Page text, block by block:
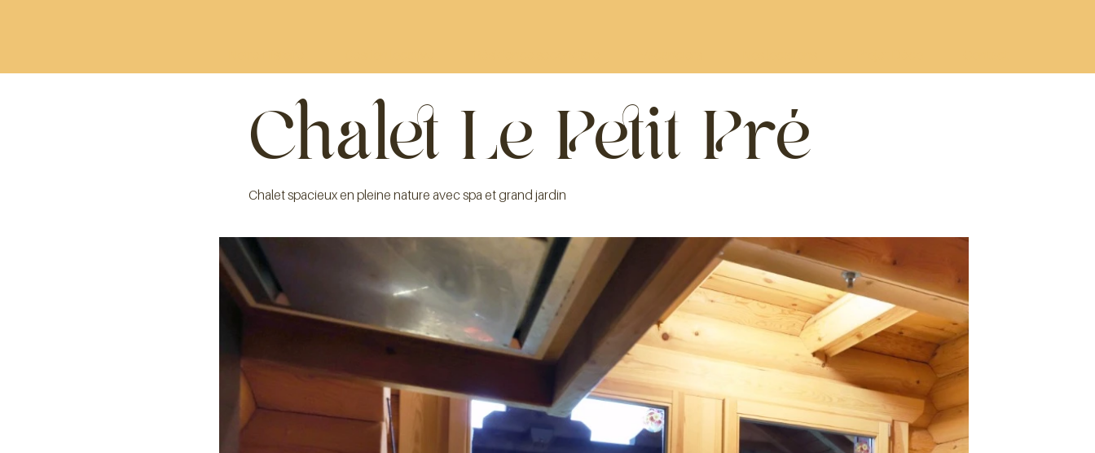
Chalet Le Petit Pré
Chalet spacieux en pleine nature avec spa et grand jardin